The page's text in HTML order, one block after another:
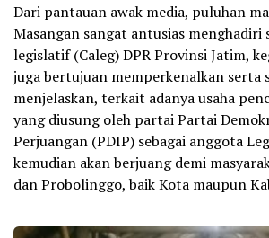
Dari pantauan awak media, puluhan
Masangan sangat antusias
legislatif (Caleg) DPR Provinsi Jatim,
juga bertujuan memperkenalkan serta
menjelaskan, terkait adanya usaha
yang diusung oleh partai Partai
Perjuangan (PDIP) sebagai anggota
kemudian akan berjuang demi
dan Probolinggo, baik Kota maupun